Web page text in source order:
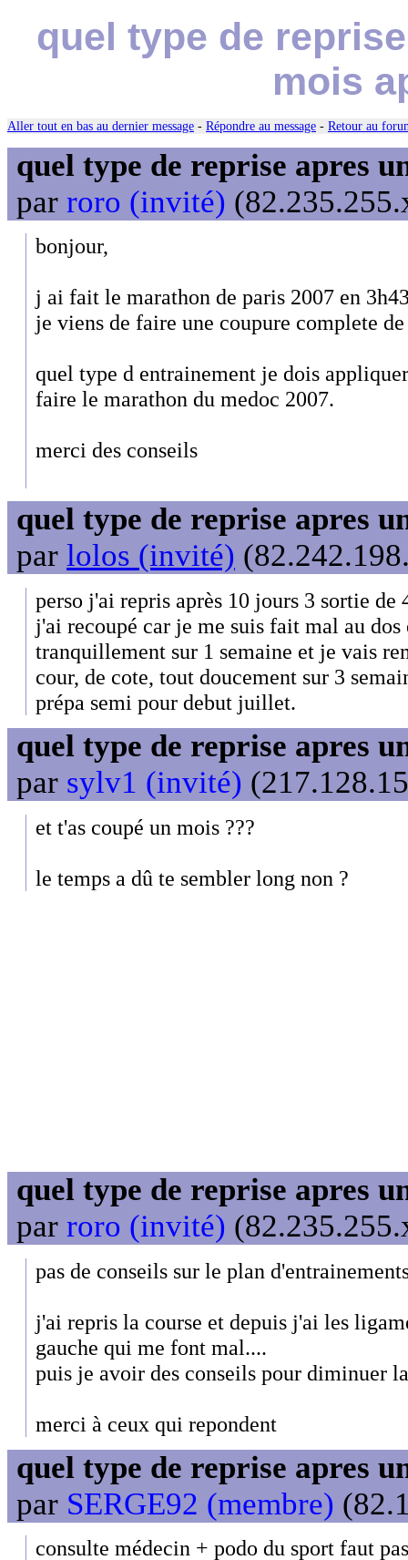
quel type de
mois
Aller tout en bas au dernier message - Répondre au message - Retour au
quel type de reprise apres
par roro (invité)
bonjour,
j ai fait le marathon de paris 2007 en
je viens de faire une coupure complete
quel type d entrainement je dois
faire le marathon du medoc 2007.
merci des conseils
quel type de reprise apres
par lolos (invité)
perso j'ai repris après 10 jours 3 sortie de
j'ai recoupé car je me suis fait mal au
tranquillement sur 1 semaine et je vais
cour, de cote, tout doucement sur 3
prépa semi pour debut juillet.
quel type de reprise apres
par sylv1 (invité)
et t'as coupé un mois ???
le temps a dû te sembler long non ?
quel type de reprise apres
par roro (invité)
pas de conseils sur le plan
j'ai repris la course et depuis j'ai les
gauche qui me font mal....
puis je avoir des conseils pour diminuer
merci à ceux qui repondent
quel type de reprise apres
par SERGE92 (membre)
consulte médecin + podo du sport faut